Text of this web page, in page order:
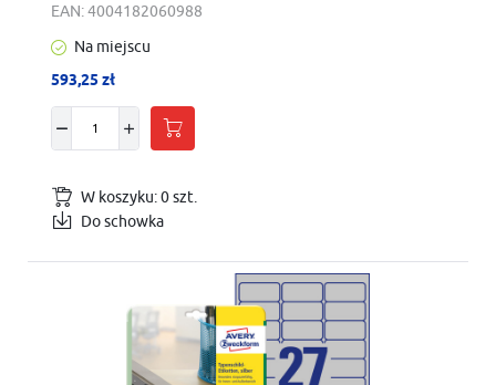
EAN:4004182060988
Na miejscu
593,25 zł
W koszyku:0szt.
Do schowka